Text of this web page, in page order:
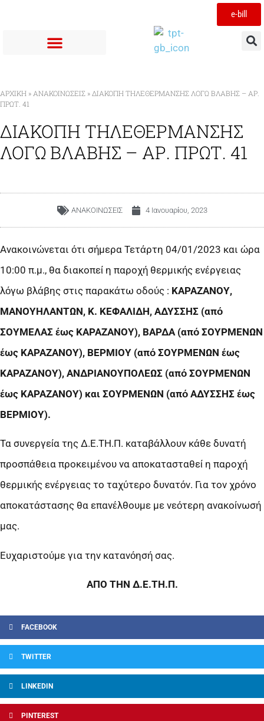
e-bill
ΑΡΧΙΚΉ » ΑΝΑΚΟΙΝΩΣΕΙΣ »ΔΙΑΚΟΠΗ ΤΗΛΕΘΕΡΜΑΝΣΗΣ ΛΟΓΩ ΒΛΑΒΗΣ – ΑΡ.
ΠΡΩΤ. 41
ΔΙΑΚΟΠΗ ΤΗΛΕΘΕΡΜΑΝΣΗΣ
ΛΟΓΩ ΒΛΑΒΗΣ – ΑΡ. ΠΡΩΤ. 41
ΑΝΑΚΟΙΝΩΣΕΙΣ 4 Ιανουαρίου, 2023
Ανακοινώνεται ότι σήμερα Τετάρτη 04/01/2023 και ώρα
10:00 π.μ., θα διακοπεί η παροχή θερμικής ενέργειας
λόγω βλάβης στις παρακάτω οδούς : ΚΑΡΑΖΑΝΟΥ,
ΜΑΝΟΥΗΛΑΝΤΩΝ, Κ. ΚΕΦΑΛΙΔΗ, ΑΔΥΣΣΗΣ (από
ΣΟΥΜΕΛΑΣ έως ΚΑΡΑΖΑΝΟΥ), ΒΑΡΔΑ (από ΣΟΥΡΜΕΝΩΝ
έως ΚΑΡΑΖΑΝΟΥ), ΒΕΡΜΙΟΥ (από ΣΟΥΡΜΕΝΩΝ έως
ΚΑΡΑΖΑΝΟΥ), ΑΝΔΡΙΑΝΟΥΠΟΛΕΩΣ (από ΣΟΥΡΜΕΝΩΝ
έως ΚΑΡΑΖΑΝΟΥ) και ΣΟΥΡΜΕΝΩΝ (από ΑΔΥΣΣΗΣ έως
ΒΕΡΜΙΟΥ).
Τα συνεργεία της Δ.Ε.ΤΗ.Π. καταβάλλουν κάθε δυνατή
προσπάθεια προκειμένου να αποκατασταθεί η παροχή
θερμικής ενέργειας το ταχύτερο δυνατόν. Για τον χρόνο
αποκατάστασης θα επανέλθουμε με νεότερη ανακοίνωσή
μας.
Ευχαριστούμε για την κατανόησή σας.
ΑΠΟ ΤΗΝ Δ.Ε.ΤΗ.Π.
FACEBOOK
TWITTER
LINKEDIN
PINTEREST